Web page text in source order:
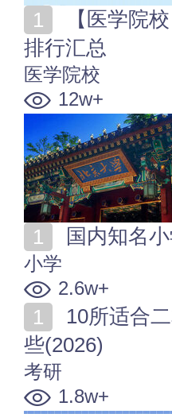
排行汇总
医学院校
12w+
国内知名
小学
2.6w+
些(2026)
考研
1.8w+